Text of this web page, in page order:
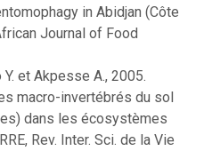
in Abidjan (Côte
Journal of Food
Y. et Akpesse A., 2005.
macro-invertébrés du sol
dans les écosystèmes
Rev. Inter. Sci. de la Vie